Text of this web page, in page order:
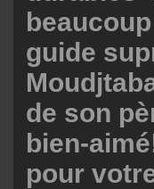
guide
de son
bien-
pour